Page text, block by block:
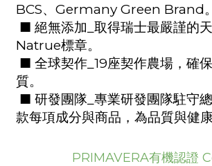
BCS、 Germany Green Brand。
■ 絕無添加 取得瑞士最嚴謹的
Natrue標章。
■ 全球契作 _19座契作農場，確
質。
■ 研發團隊 專業研發團隊駐守
款每項成分與商品，為品質與健康
PRIMAVERA有機認證